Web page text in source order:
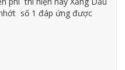
số 1 đáp ứng được